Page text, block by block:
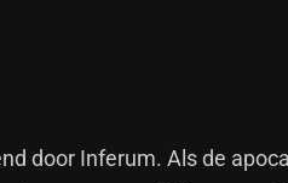
door Inferum. Als de